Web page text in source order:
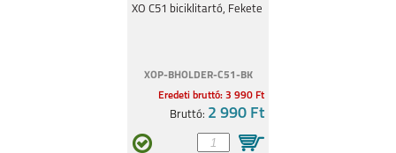
MOTOROLA MOTO
MOTOROLA MOTO
XO C51 biciklitartó, Fekete
XOP-BHOLDER-C51-BK
Eredeti bruttó: 3 990 Ft
Bruttó: 2 990 Ft